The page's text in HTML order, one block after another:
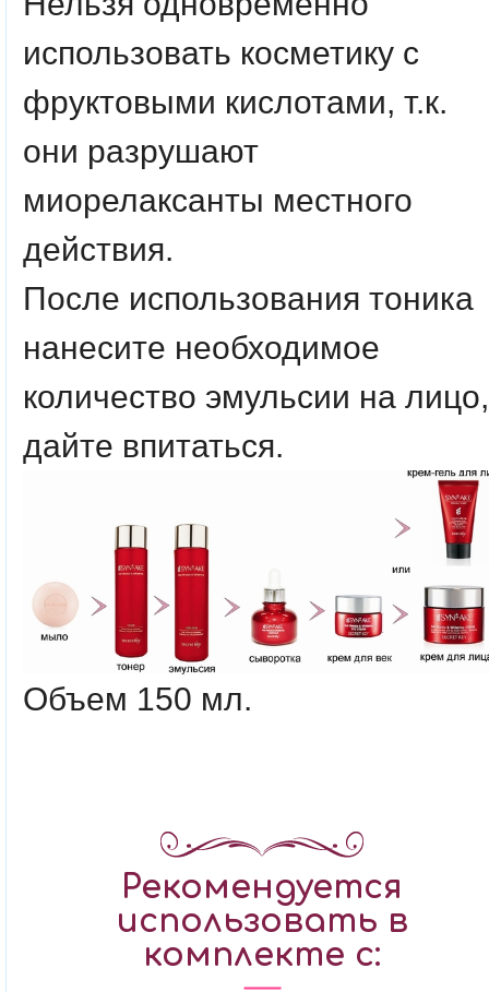
использовать косметику с
фруктовыми кислотами, т.к.
они разрушают
миорелаксанты местного
действия.
После использования тоника
нанесите необходимое
количество эмульсии на лицо,
дайте впитаться.
Объем 150 мл.
Рекомендуется
использовать в
комплекте с: